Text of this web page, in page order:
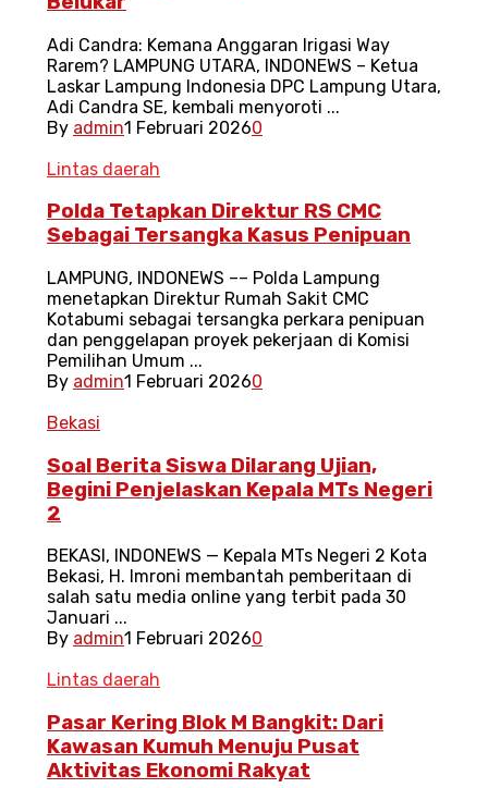
Adi Candra: Kemana Anggaran Irigasi Way
Rarem? LAMPUNG UTARA, INDONEWS – Ketua
Laskar Lampung Indonesia DPC Lampung Utara,
Adi Candra SE, kembali menyoroti ...
By admin1 Februari 20260
Lintas daerah
Polda Tetapkan Direktur RS CMC
Sebagai Tersangka Kasus Penipuan
LAMPUNG, INDONEWS –– Polda Lampung
menetapkan Direktur Rumah Sakit CMC
Kotabumi sebagai tersangka perkara penipuan
dan penggelapan proyek pekerjaan di Komisi
Pemilihan Umum ...
By admin1 Februari 20260
Bekasi
Soal Berita Siswa Dilarang Ujian,
Begini Penjelaskan Kepala MTs Negeri
2
BEKASI, INDONEWS — Kepala MTs Negeri 2 Kota
Bekasi, H. Imroni membantah pemberitaan di
salah satu media online yang terbit pada 30
Januari ...
By admin1 Februari 20260
Lintas daerah
Pasar Kering Blok M Bangkit: Dari
Kawasan Kumuh Menuju Pusat
Aktivitas Ekonomi Rakyat